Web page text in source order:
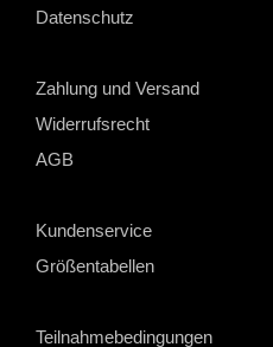
Datenschutz
Zahlung und Versand
Widerrufsrecht
AGB
Kundenservice
Größentabellen
Teilnahmebedingungen